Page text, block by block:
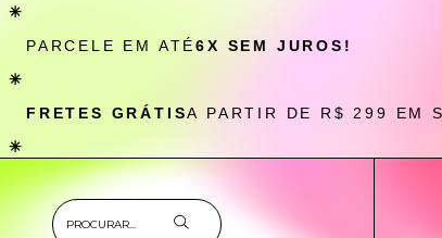
✳
PARCELE EM ATÉ6X SEM JUROS!
✳
FRETES GRÁTISA PARTIR DE R$ 299 EM
✳